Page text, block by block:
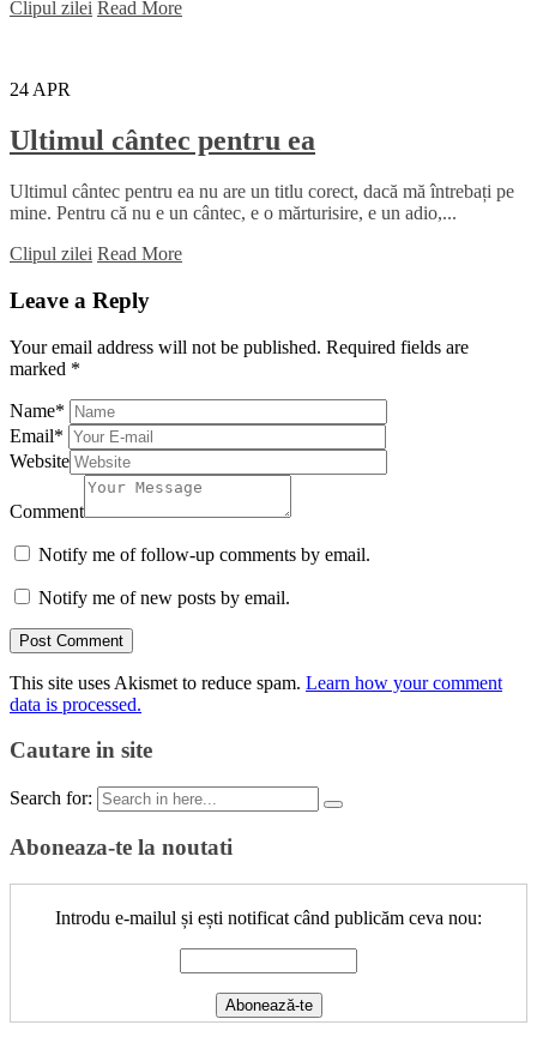
Clipul zilei Read More
24 APR
Ultimul cântec pentru ea
Ultimul cântec pentru ea nu are un titlu corect, dacă mă întrebați pe
mine. Pentru că nu e un cântec, e o mărturisire, e un adio,...
Clipul zilei Read More
Leave a Reply
Your email address will not be published. Required fields are
marked *
Name*
Email*
Website
Comment
Notify me of follow-up comments by email.
Notify me of new posts by email.
This site uses Akismet to reduce spam. Learn how your comment
data is processed.
Cautare in site
Search for:
Aboneaza-te la noutati
Introdu e-mailul și ești notificat când publicăm ceva nou: